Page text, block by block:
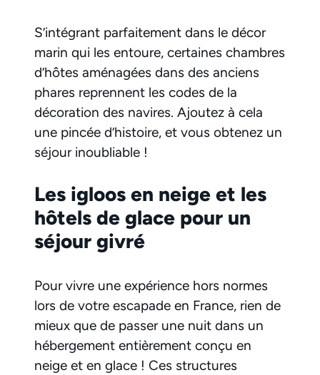
S’intégrant parfaitement dans le décor
marin qui les entoure, certaines chambres
d’hôtes aménagées dans des anciens
phares reprennent les codes de la
décoration des navires. Ajoutez à cela
une pincée d’histoire, et vous obtenez un
séjour inoubliable !
Les igloos en neige et les
hôtels de glace pour un
séjour givré
Pour vivre une expérience hors normes
lors de votre escapade en France, rien de
mieux que de passer une nuit dans un
hébergement entièrement conçu en
neige et en glace ! Ces structures